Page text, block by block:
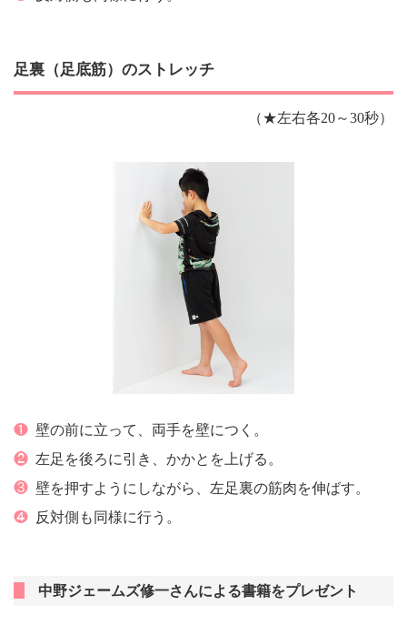
足裏（足底筋）のストレッチ
（★左右各20～30秒）
❶ 壁の前に立って、両手を壁につく。
❷ 左足を後ろに引き、かかとを上げる。
❸ 壁を押すようにしながら、左足裏の筋肉を伸ばす。
❹ 反対側も同様に行う。
中野ジェームズ修一さんによる書籍をプレゼント